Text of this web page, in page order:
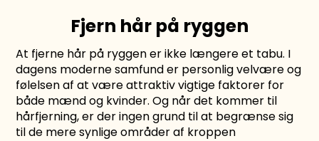
Fjern hår på ryggen
At fjerne hår på ryggen er ikke længere et tabu. I
dagens moderne samfund er personlig velvære og
følelsen af at være attraktiv vigtige faktorer for
både mænd og kvinder. Og når det kommer til
hårfjerning, er der ingen grund til at begrænse sig
til de mere synlige områder af kroppen